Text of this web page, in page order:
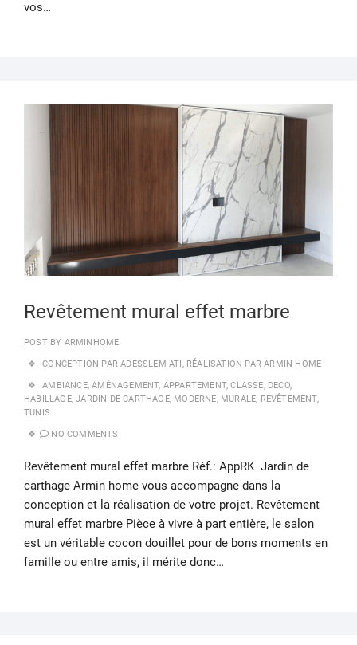
vos…
Revêtement mural effet marbre
POST BY ARMINHOME
CONCEPTION PAR ADESSLEM ATI , RÉALISATION PAR ARMIN HOME
AMBIANCE,AMÉNAGEMENT, APPARTEMENT,CLASSE, DECO,
HABILLAGE,JARDIN DE CARTHAGE, MODERNE, MURALE, REVÊTEMENT,
TUNIS
NO COMMENTS
Revêtement mural effet marbre Réf.: AppRK Jardin de
carthage Armin home vous accompagne dans la
conception et la réalisation de votre projet. Revêtement
mural effet marbre Pièce à vivre à part entière, le salon
est un véritable cocon douillet pour de bons moments en
famille ou entre amis, il mérite donc…